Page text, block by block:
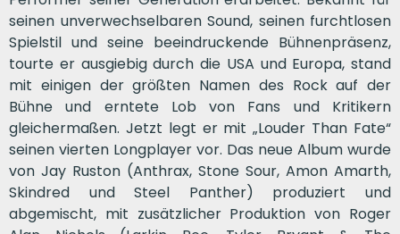
seinen unverwechselbaren Sound, seinen furchtlosen
Spielstil und seine beeindruckende Bühnenpräsenz,
tourte er ausgiebig durch die USA und Europa, stand
mit einigen der größten Namen des Rock auf der
Bühne und erntete Lob von Fans und Kritikern
gleichermaßen. Jetzt legt er mit „Louder Than Fate“
seinen vierten Longplayer vor. Das neue Album wurde
von Jay Ruston (Anthrax, Stone Sour, Amon Amarth,
Skindred und Steel Panther) produziert und
abgemischt, mit zusätzlicher Produktion von Roger